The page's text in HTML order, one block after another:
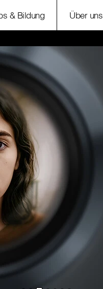
& Bildung Über uns